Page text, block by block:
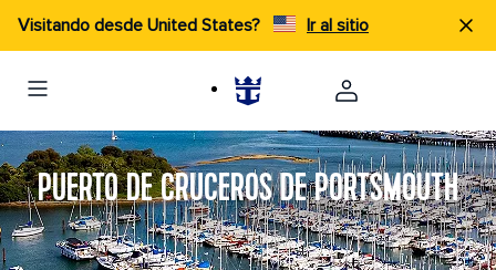
Visitando desde United States? Ir al sitio
PUERTO DE CRUCEROS DE PORTSMOUTH